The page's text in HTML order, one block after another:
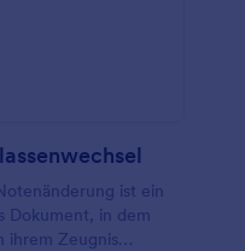
ist ein
Dokument, in dem
ihrem Zeugnis